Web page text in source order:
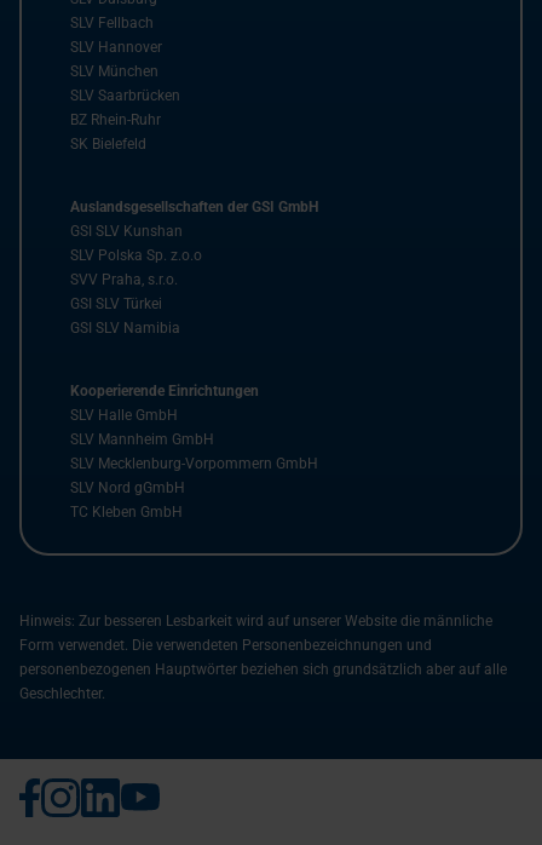
SLV Fellbach
SLV Hannover
SLV München
SLV Saarbrücken
BZ Rhein-Ruhr
SK Bielefeld
Auslandsgesellschaften der GSI GmbH
GSI SLV Kunshan
SLV Polska Sp. z.o.o
SVV Praha, s.r.o.
GSI SLV Türkei
GSI SLV Namibia
Kooperierende Einrichtungen
SLV Halle GmbH
SLV Mannheim GmbH
SLV Mecklenburg-Vorpommern GmbH
SLV Nord gGmbH
TC Kleben GmbH
Hinweis: Zur besseren Lesbarkeit wird auf unserer Website die männliche
Form verwendet. Die verwendeten Personenbezeichnungen und
personenbezogenen Hauptwörter beziehen sich grundsätzlich aber auf alle
Geschlechter.